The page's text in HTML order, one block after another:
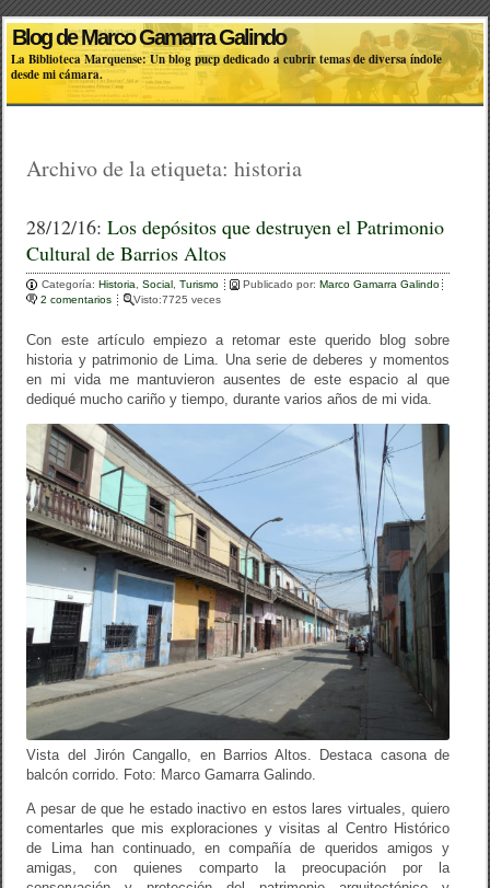
Blog de Marco Gamarra Galindo
La Biblioteca Marquense: Un blog pucp dedicado a cubrir temas de diversa índole
desde mi cámara.
Archivo de la etiqueta:historia
28/12/16:Los depósitos que destruyen el Patrimonio
Cultural de Barrios Altos
Categoría:Historia ,Social ,Turismo Publicado por:Marco Gamarra Galindo
2 comentarios
Visto:7725 veces
Con este artículo empiezo a retomar este querido blog sobre
historia y patrimonio de Lima. Una serie de deberes y momentos
en mi vida me mantuvieron ausentes de este espacio al que
dediqué mucho cariño y tiempo, durante varios años de mi vida.
Vista del Jirón Cangallo, en Barrios Altos. Destaca casona de
balcón corrido. Foto: Marco Gamarra Galindo.
A pesar de que he estado inactivo en estos lares virtuales, quiero
comentarles que mis exploraciones y visitas al Centro Histórico
de Lima han continuado, en compañía de queridos amigos y
amigas, con quienes comparto la preocupación por la